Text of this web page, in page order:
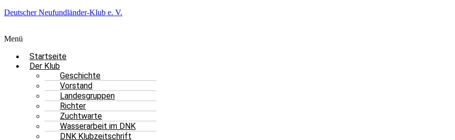
Deutscher Neufundländer-Klub e. V.
Menü
Startseite
Der Klub
Geschichte
Vorstand
Landesgruppen
Richter
Zuchtwarte
Wasserarbeit im DNK
DNK Klubzeitschrift